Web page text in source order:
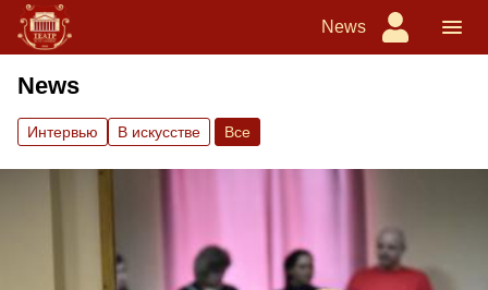
News
News
Интервью В искусстве Вce